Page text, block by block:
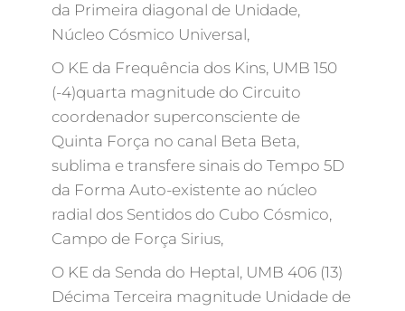
da Primeira diagonal de Unidade,
Núcleo Cósmico Universal,
O KE da Frequência dos Kins, UMB 150
(-4)quarta magnitude do Circuito
coordenador superconsciente de
Quinta Força no canal Beta Beta,
sublima e transfere sinais do Tempo 5D
da Forma Auto-existente ao núcleo
radial dos Sentidos do Cubo Cósmico,
Campo de Força Sirius,
O KE da Senda do Heptal, UMB 406 (13)
Décima Terceira magnitude Unidade de